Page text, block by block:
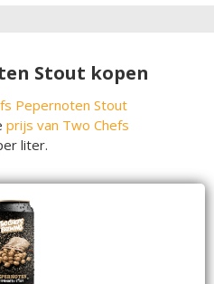
Stout kopen
Pepernoten Stout
prijs van Two Chefs
liter.